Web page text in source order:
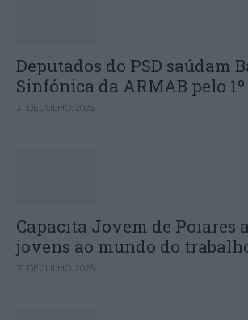
Deputados do PSD saúdam
Sinfónica da ARMAB pelo
31 DE JULHO, 2026
Capacita Jovem de Poiares
jovens ao mundo do
31 DE JULHO, 2026